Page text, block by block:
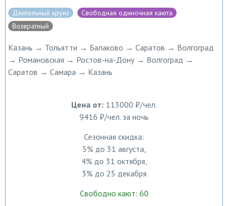
Длительный круиз
Свободная одиночная каюта
Возвратный
Казань → Тольятти → Балаково → Саратов → Волгоград
→ Романовская → Ростов-на-Дону → Волгоград →
Саратов → Самара → Казань
Цена от: 113000 ₽/чел.
9416 ₽/чел. за ночь
Сезонная скидка:
5% до 31 августа,
4% до 31 октября,
3% до 25 декабря
Свободно кают: 60